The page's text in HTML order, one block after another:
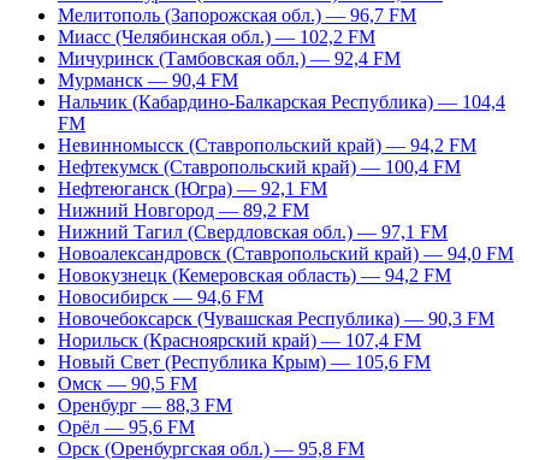
Мелитополь (Запорожская обл.) — 96,7 FM
Миасс (Челябинская обл.) — 102,2 FM
Мичуринск (Тамбовская обл.) — 92,4 FM
Мурманск — 90,4 FM
Нальчик (Кабардино-Балкарская Республика) — 104,4
FM
Невинномысск (Ставропольский край) — 94,2 FM
Нефтекумск (Ставропольский край) — 100,4 FM
Нефтеюганск (Югра) — 92,1 FM
Нижний Новгород — 89,2 FM
Нижний Тагил (Свердловская обл.) — 97,1 FM
Новоалександровск (Ставропольский край) — 94,0 FM
Новокузнецк (Кемеровская область) — 94,2 FM
Новосибирск — 94,6 FM
Новочебоксарск (Чувашская Республика) — 90,3 FM
Норильск (Красноярский край) — 107,4 FM
Новый Свет (Республика Крым) — 105,6 FM
Омск — 90,5 FM
Оренбург — 88,3 FM
Орёл — 95,6 FM
Орск (Оренбургская обл.) — 95,8 FM